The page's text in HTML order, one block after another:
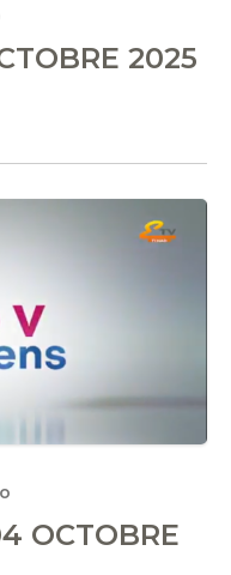
2025
OCTOBRE